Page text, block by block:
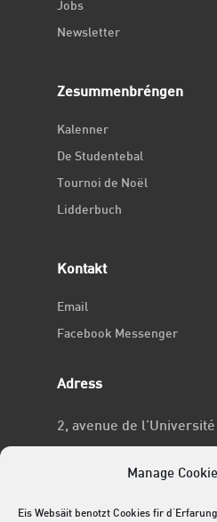
Manage
Eis Websäit benotzt Cookies fir
Jobs
Newsletter
Zesummenbréngen
Kalenner
De Studentebal
Tournoi de Noël
Lidderbuch
Kontakt
Email
Facebook Messenger
Adress
2, avenue de l’Université
No RCSL